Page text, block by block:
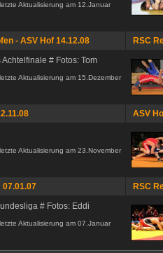
Aktualisierung am 12.Januar
- ASV Hof 14.12.08
Achtelfinale # Fotos: Tom
Aktualisierung am 15.Dezember
RSC
Aktualisierung am 23.November
ASV
07.01.07
# Fotos: Eddi
Aktualisierung am 07.Januar
RSC